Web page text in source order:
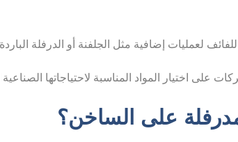
على الساخن؟